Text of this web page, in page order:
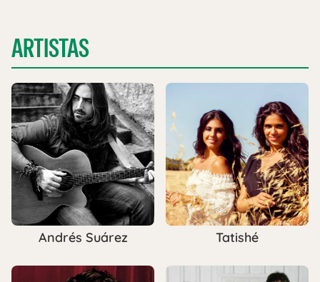
ARTISTAS
Andrés Suárez Tatishé